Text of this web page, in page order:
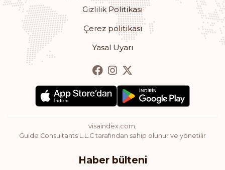
Gizlilik Politikası
Çerez politikası
Yasal Uyarı
visaindex.com,
Guide Consultants L.L.C tarafından sahip olunur ve yönetilir
Haber bülteni